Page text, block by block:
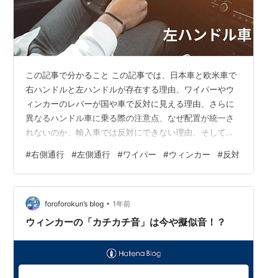
この記事で分かること この記事では、日本車と欧米車で
右ハンドルと左ハンドルが存在する理由、ワイパーやウ
ィンカーのレバーが国や車で反対に見える理由、さらに
異なるハンドル車に乗る際の注意点、なぜ配置が統一さ
れないのか、輸入車では反対にできない理由、そして未
かまで解説します。歴史、道路通行側、工業規格、運転
習慣、設計思想に基づいた安全性と利便性が理解できま
す。 この記事で分かること 左側通行と右側通行の歴史
ハンドル位置と通行側の関係 ワイパーとウィンカーの配
置の違い 日本車の配置（JIS規格） 輸入車の配置（ISO規
#右側通行 #左側通行 #ワイパー #ウィンカー #反対
foroforokun’s blog • 1年前
ウィンカーの「カチカチ音」は今や擬似音！？